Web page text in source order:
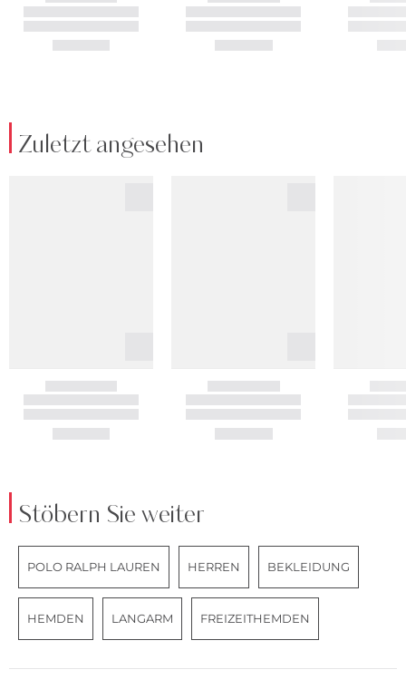
Zuletzt angesehen
Stöbern Sie weiter
POLO RALPH LAUREN HERREN BEKLEIDUNG
HEMDEN LANGARM FREIZEITHEMDEN